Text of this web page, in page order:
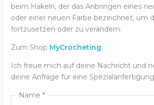
beim Häkeln, der das Anbringen eines
oder einer neuen Farbe bezeichnet, um
fortzusetzen oder zu verändern.
Zum Shop MyCrocheting
Ich freue mich auf deine Nachricht und
deine Anfrage für eine
Name*